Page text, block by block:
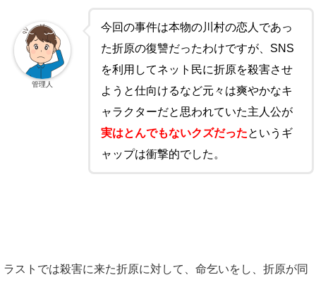
今回の事件は本物の川村の恋人であっ
た折原の復讐だったわけですが、SNS
を利用してネット民に折原を殺害させ
ようと仕向けるなど元々は爽やかなキ
ャラクターだと思われていた主人公が
実はとんでもないクズだったというギ
ャップは衝撃的でした。
管理人
ラストでは殺害に来た折原に対して、命乞いをし、折原が同